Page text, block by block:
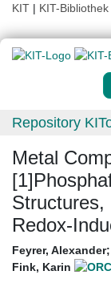
KIT | KIT-Bibliothek
Repository
Metal
Structures,
Redox-
Feyrer, Alexander;
Fink, Karin